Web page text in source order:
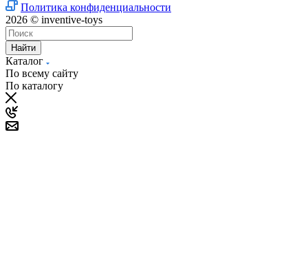
Политика конфиденциальности
2026 © inventive-toys
Найти
Каталог
По всему сайту
По каталогу